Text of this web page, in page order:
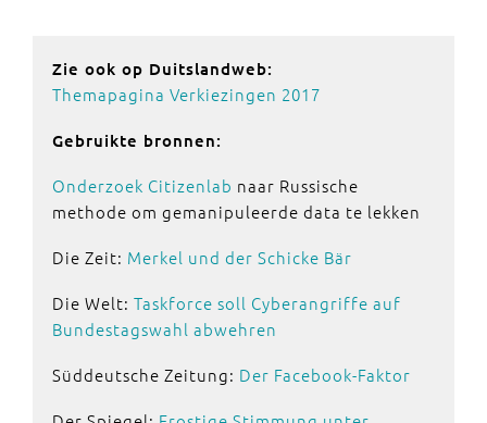
Zie ook op Duitslandweb:
Themapagina Verkiezingen 2017
Gebruikte bronnen:
Onderzoek Citizenlab naar Russische
methode om gemanipuleerde data te lekken
Die Zeit: Merkel und der Schicke Bär
Die Welt: Taskforce soll Cyberangriffe auf
Bundestagswahl abwehren
Süddeutsche Zeitung: Der Facebook-Faktor